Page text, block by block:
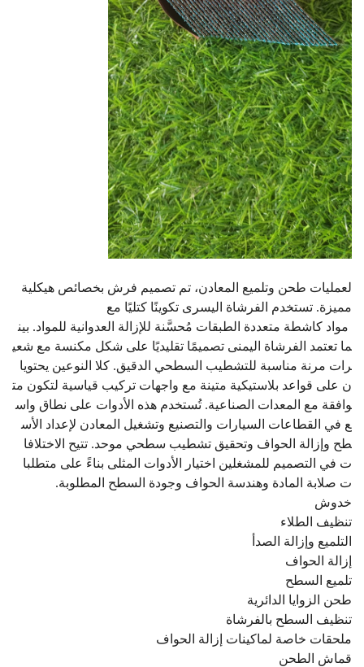
لعمليات طحن وتلميع المعادن، تم تصميم فرش بخصائص هيكلية
مميزة. تستخدم الفرشاة اليسرى تكوينًا كتليًا مع
مواد كاشطة متعددة الطبقات مُحسَّنة للإزالة العدوانية للمواد. بين
ما تعتمد الفرشاة اليمنى تصميمًا تقليديًا على شكل مكنسة مع شعي
رات مرنة مناسبة للتشطيب السطحي الدقيق. كلا النوعين يحتويا
ن على قواعد بلاستيكية متينة مع واجهات تركيب قياسية لتكون مت
وافقة مع المعدات الصناعية. تُستخدم هذه الأدوات على نطاق واس
ع في القطاعات السيارات والتصنيع وتشغيل المعادن لإعداد الأس
طح وإزالة الحواف وتحقيق تشطيب سطحي موحد. تتيح الاختلافا
ت في التصميم للمشغلين اختيار الأدوات المثلى بناءً على متطلبا
ت صلابة المادة وهندسة الحواف وجودة السطح المطلوبة.
خدوش
تنظيف الطلاء
التلميع وإزالة الصدأ
إزالة الحواف
تلميع السطح
طحن الزوايا الدائرية
تنظيف السطح بالفرشاة
ملحقات خاصة لماكينات إزالة الحواف
قماش الطحن